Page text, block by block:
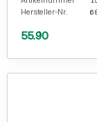
Hersteller-Nr.
55.90